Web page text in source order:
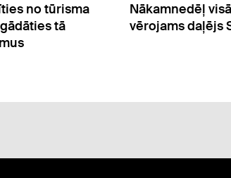
no tūrisma
tā
Nākamnedēļ
vērojams daļējs